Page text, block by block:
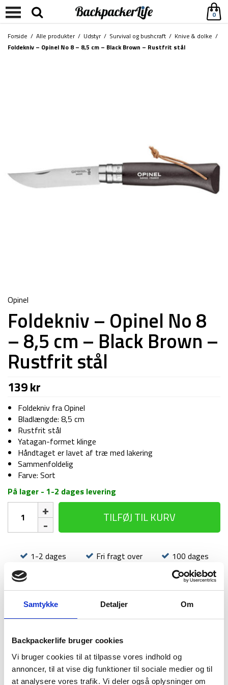
Samtykke Detaljer Om
Backpackerlife bruger cookies
Vi bruger cookies til at tilpasse vores indhold og
annoncer, til at vise dig funktioner til sociale medier og til
at analysere vores trafik. Vi deler også oplysninger om
0
Forside / Alle produkter/ Udstyr/ Survival og bushcraft / Knive & dolke /
Foldekniv – Opinel No 8 – 8,5 cm – Black Brown – Rustfrit stål
Opinel
Foldekniv – Opinel No 8
– 8,5 cm – Black Brown –
Rustfrit stål
139kr
Foldekniv fra Opinel
Bladlængde: 8,5 cm
Rustfrit stål
Yatagan-formet klinge
Håndtaget er lavet af træ med lakering
Sammenfoldelig
Farve: Sort
På lager - 1-2 dages levering
Opinel
8,5
cm
Black
Brown
Rustfrit
stål
TILFØJ TIL KURV
1-2 dages
Fri fragt over
100 dages
returret
BESKRIVELSE BRAND
Foldekniv no. 8 Trekking Black Brown fra Opinel er en smart
og brugbar kniv med en bladlængde på 8,5 cm. Kniven er lavet